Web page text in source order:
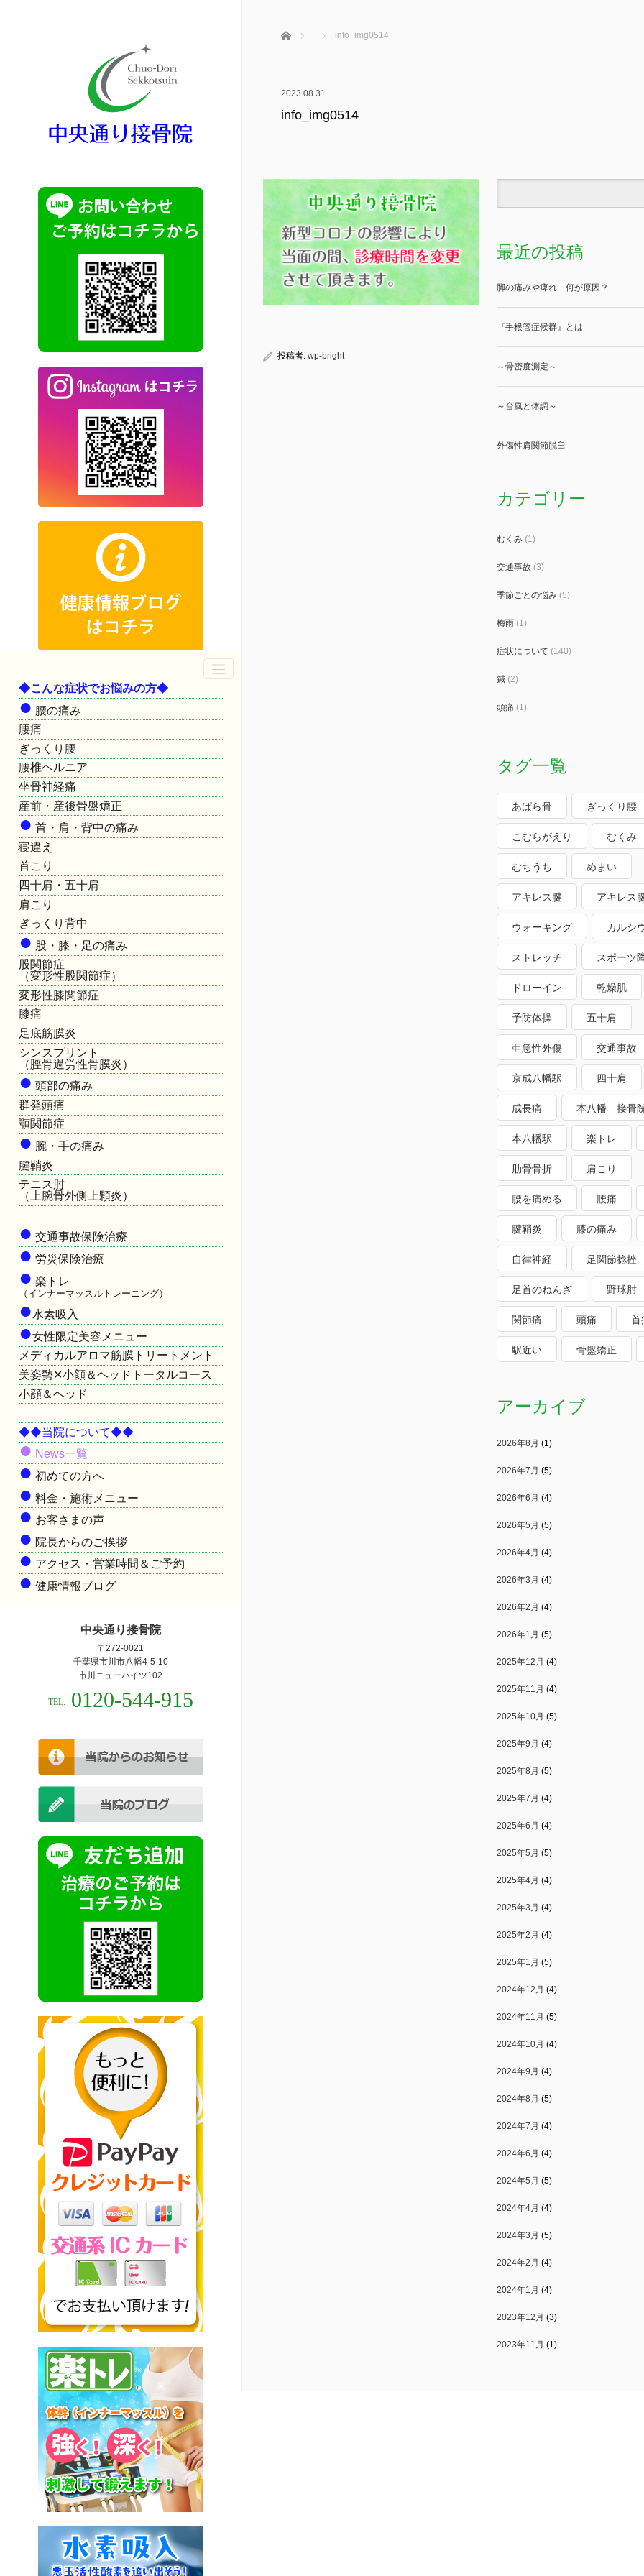
◆こんな症状でお悩みの方◆
● 腰の痛み
腰痛
ぎっくり腰
腰椎ヘルニア
坐骨神経痛
産前・産後骨盤矯正
● 首・肩・背中の痛み
寝違え
首こり
四十肩・五十肩
肩こり
ぎっくり背中
● 股・膝・足の痛み
股関節症
（変形性股関節症）
変形性膝関節症
膝痛
足底筋膜炎
シンスプリント
（脛骨過労性骨膜炎）
● 頭部の痛み
群発頭痛
顎関節症
● 腕・手の痛み
腱鞘炎
テニス肘
（上腕骨外側上顆炎）
● 交通事故保険治療
● 労災保険治療
● 楽トレ
（インナーマッスルトレーニング）
●水素吸入
●女性限定美容メニュー
メディカルアロマ筋膜トリートメント
美姿勢✕小顔＆ヘッドトータルコース
小顔＆ヘッド
◆◆当院について◆◆
● News一覧
● 初めての方へ
● 料金・施術メニュー
● お客さまの声
● 院長からのご挨拶
● アクセス・営業時間＆ご予約
● 健康情報ブログ
中央通り接骨院
〒272-0021
千葉県市川市八幡4-5-10
市川ニューハイツ102
TEL. 0120-544-915
ホーム info_img0514
2023.08.31
info_img0514
投稿者: wp-bright
最近の投稿
脚の痛みや痺れ 何が原因？
『手根管症候群』とは
～骨密度測定～
～台風と体調～
外傷性肩関節脱臼
カテゴリー
むくみ(1)
交通事故(3)
季節ごとの悩み(5)
梅雨(1)
症状について (140)
鍼(2)
頭痛 (1)
タグ一覧
あばら骨 ぎっくり腰
こむらがえり むくみ
むちうち めまい
アキレス腱 アキレス
ウォーキング カルシ
ストレッチ スポーツ
ドローイン 乾燥肌
予防体操 五十肩
亜急性外傷 交通事故
京成八幡駅 四十肩
成長痛 本八幡 接骨
本八幡駅 楽トレ
肋骨骨折 肩こり
腰を痛める 腰痛
腱鞘炎 膝の痛み
自律神経 足関節捻挫
足首のねんざ 野球肘
関節痛 頭痛 首
駅近い 骨盤矯正
アーカイブ
2026年8月 (1)
2026年7月 (5)
2026年6月 (4)
2026年5月 (5)
2026年4月 (4)
2026年3月 (4)
2026年2月 (4)
2026年1月 (5)
2025年12月 (4)
2025年11月 (4)
2025年10月 (5)
2025年9月 (4)
2025年8月 (5)
2025年7月 (4)
2025年6月 (4)
2025年5月 (5)
2025年4月 (4)
2025年3月 (4)
2025年2月 (4)
2025年1月 (5)
2024年12月 (4)
2024年11月 (5)
2024年10月 (4)
2024年9月 (4)
2024年8月 (5)
2024年7月 (4)
2024年6月 (4)
2024年5月 (5)
2024年4月 (4)
2024年3月 (5)
2024年2月 (4)
2024年1月 (4)
2023年12月 (3)
2023年11月 (1)